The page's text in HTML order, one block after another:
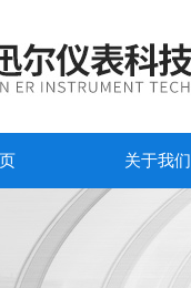
关于我们